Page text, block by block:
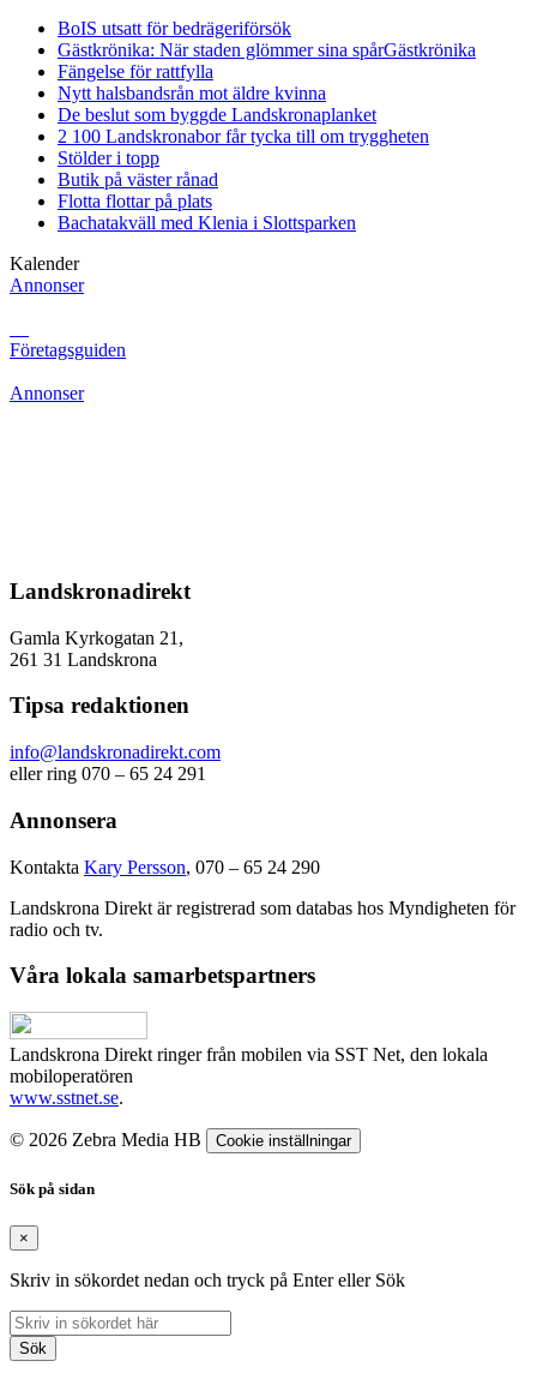
BoIS utsatt för bedrägeriförsök
Gästkrönika: När staden glömmer sina spårGästkrönika
Fängelse för rattfylla
Nytt halsbandsrån mot äldre kvinna
De beslut som byggde Landskronaplanket
2 100 Landskronabor får tycka till om tryggheten
Stölder i topp
Butik på väster rånad
Flotta flottar på plats
Bachatakväll med Klenia i Slottsparken
Kalender
Annonser
Företagsguiden
Annonser
Landskronadirekt
Gamla Kyrkogatan 21,
261 31 Landskrona
Tipsa redaktionen
info@landskronadirekt.com
eller ring 070 – 65 24 291
Annonsera
Kontakta Kary Persson, 070 – 65 24 290
Landskrona Direkt är registrerad som databas hos Myndigheten för
radio och tv.
Våra lokala samarbetspartners
Landskrona Direkt ringer från mobilen via SST Net, den lokala
mobiloperatören
www.sstnet.se.
© 2026 Zebra Media HB Cookie inställningar
Sök på sidan
×
Skriv in sökordet nedan och tryck på Enter eller Sök
Sök